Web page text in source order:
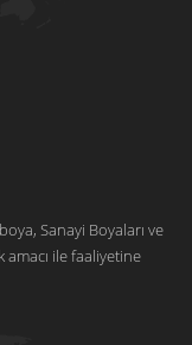
Sanayi Boyaları ve
amacı ile faaliyetine